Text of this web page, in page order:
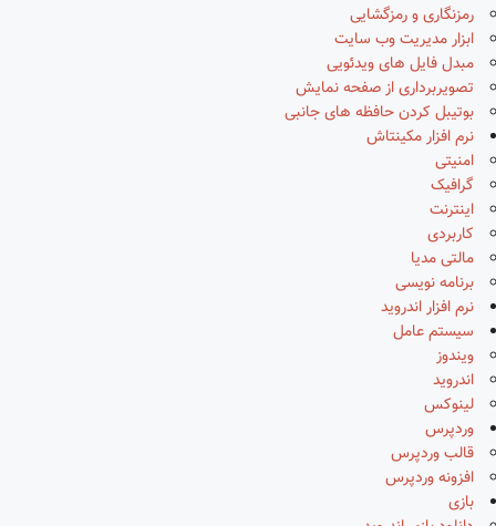
رمزنگاری و رمزگشایی
ابزار مدیریت وب سایت
مبدل فایل های ویدئویی
تصویربرداری از صفحه نمایش
بوتیبل کردن حافظه های جانبی
نرم افزار مکینتاش
امنیتی
گرافیک
اینترنت
کاربردی
مالتی مدیا
برنامه نویسی
نرم افزار اندروید
سیستم عامل
ویندوز
اندروید
لینوکس
وردپرس
قالب وردپرس
افزونه وردپرس
بازی